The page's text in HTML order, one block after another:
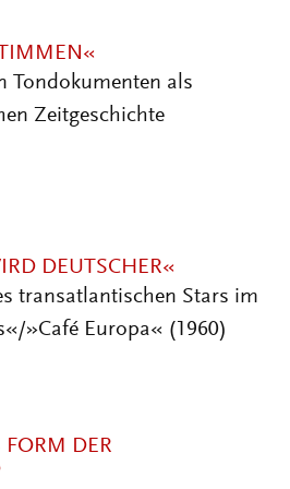
Tondokumenten als
Zeitgeschichte
DEUTSCHER«
transatlantischen Stars im
»Café Europa« (1960)
FORM DER